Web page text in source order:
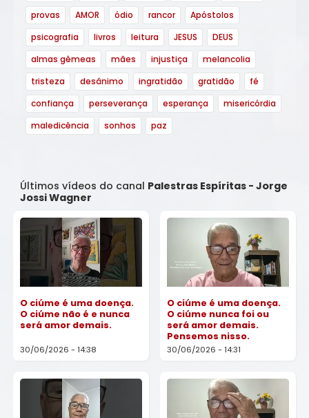
provas
AMOR ódio rancor
Apóstolos
psicografia
livros leitura JESUS
DEUS
almas gêmeas
mães injustiça
melancolia
tristeza
desânimo ingratidão gratidão
fé
confiança
perseverança esperança
misericórdia
maledicência
sonhos paz
Últimos vídeos do canal Palestras Espíritas - Jorge
Jossi Wagner
O ciúme é uma doença.
O ciúme não é e nunca
será amor demais.
30/06/2026 - 14:38
O ciúme é uma doença.
O ciúme nunca foi ou
será amor demais.
Pensemos nisso.
30/06/2026 - 14:31